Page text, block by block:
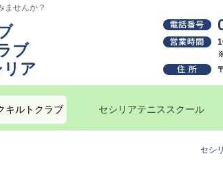
ませんか？
ブ
ア
キルトクラブ セシリアテニススクール
セシ